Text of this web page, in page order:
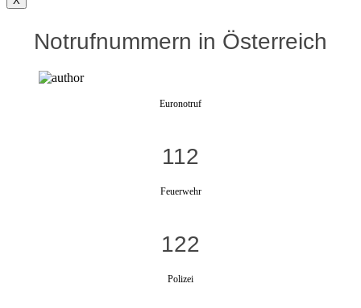
Notrufnummern in Österreich
Euronotruf
112
Feuerwehr
122
Polizei